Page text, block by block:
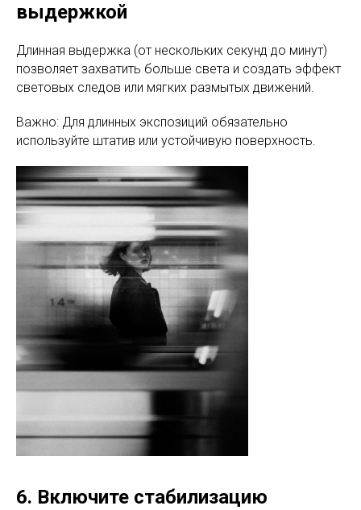
выдержкой
Длинная выдержка (от нескольких секунд до минут)
позволяет захватить больше света и создать эффект
световых следов или мягких размытых движений.
Важно: Для длинных экспозиций обязательно
используйте штатив или устойчивую поверхность.
6. Включите стабилизацию